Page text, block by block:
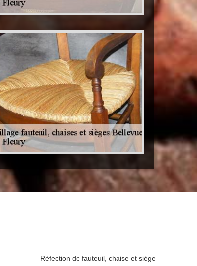
Réfection de fauteuil, chaise et siège